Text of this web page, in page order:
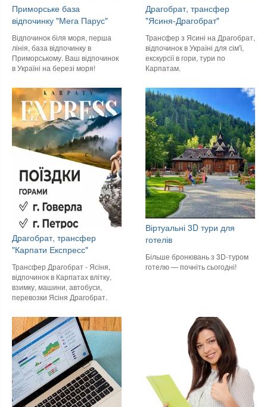
Приморське база
відпочинку "Мега Парус"
Відпочинок біля моря, перша
лінія, база відпочинку в
Приморському. Ваш відпочинок
в Україні на березі моря!
Драгобрат, трансфер
"Ясиня-Драгобрат"
Трансфер з Ясині на Драгобрат,
відпочинок в Україні для сім'ї,
екскурсії в гори, тури по
Карпатам.
Драгобрат, трансфер
"Карпати Експресс"
Трансфер Драгобрат - Ясіня,
відпочинок в Карпатах влітку,
взимку, машини, автобуси,
перевозки Ясіня Драгобрат.
Віртуальні 3D тури для
готелів
Більше бронювань з 3D-туром
готелю — почніть сьогодні!